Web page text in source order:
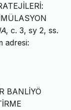
, c. 3, sy 2, ss.
adresi:
BANLİYÖ